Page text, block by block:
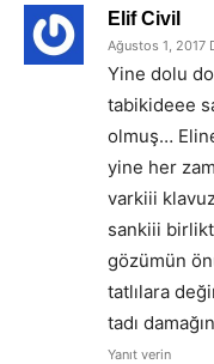
Elif Civil
Ağustos 1, 2017
Yine dolu
tabikideee
olmuş…
yine her
varkiii
sankiii
gözümün
tatlılara
tadı
Yanıt verin